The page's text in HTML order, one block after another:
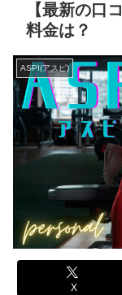
【最新の口
料金は？
ASPI(アスピ)
X